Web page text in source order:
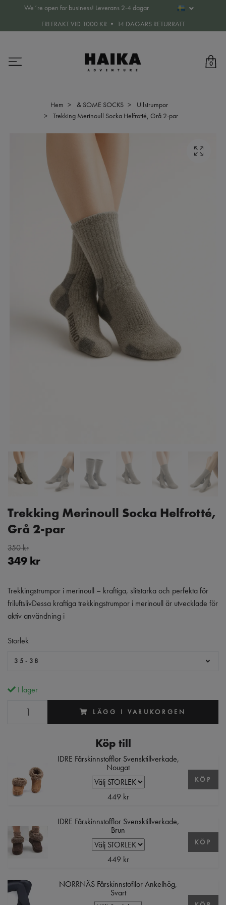
We´re open for business! Leverans 2-4 dagar.
FRI FRAKT VID 1000 KR • 14 DAGARS RETURRÄTT
0
Hem & SOME SOCKS
Ullstrumpor
Trekking Merinoull Socka Helfrotté, Grå 2-par
Trekking Merinoull Socka Helfrotté,
Grå 2-par
350 kr
349 kr
Trekkingstrumpor i merinoull – kraftiga, slitstarka och perfekta för
friluftslivDessa kraftiga trekkingstrumpor i merinoull är utvecklade för
aktiv användning i
Storlek
35-38
I lager
LÄGG I VARUKORGEN
Köp till
IDRE Fårskinnstofflor Svensktillverkade,
Nougat
449 kr
KÖP
IDRE Fårskinnstofflor Svensktillverkade,
Brun
449 kr
KÖP
NORRNÄS Fårskinnstofllor Ankelhög,
Svart